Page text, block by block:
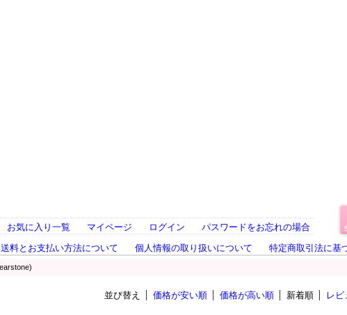
お気に入り一覧 マイページ ログイン
パスワードをお忘れの場合
送料とお支払い方法について
個人情報の取り扱いについて 特定商取引法に基
並び替え 価格が安い順 価格が高い順 新着順 レビ